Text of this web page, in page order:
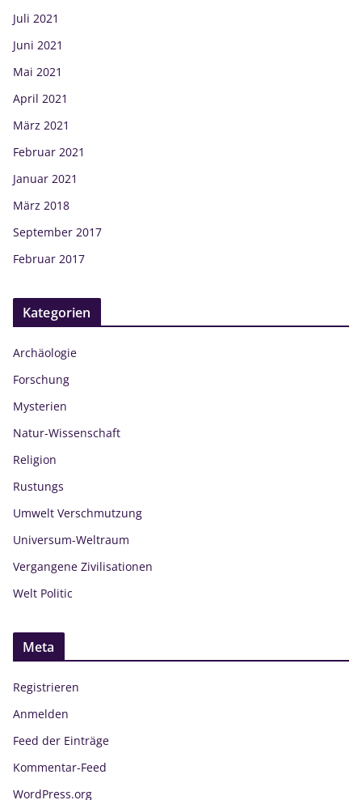
Juli 2021
Juni 2021
Mai 2021
April 2021
März 2021
Februar 2021
Januar 2021
März 2018
September 2017
Februar 2017
Kategorien
Archäologie
Forschung
Mysterien
Natur-Wissenschaft
Religion
Rustungs
Umwelt Verschmutzung
Universum-Weltraum
Vergangene Zivilisationen
Welt Politic
Meta
Registrieren
Anmelden
Feed der Einträge
Kommentar-Feed
WordPress.org